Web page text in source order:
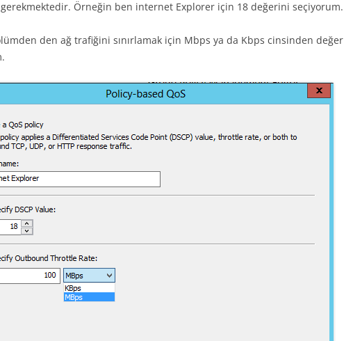
Örneğin ben internet Explorer için 18 değerini seçiyorum.
den ağ trafiğini sınırlamak için Mbps ya da Kbps cinsinden değer